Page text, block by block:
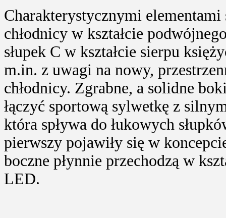
Charakterystycznymi
chłodnicy w kształcie
słupek C w kształcie sierpu
m.in. z uwagi na nowy,
chłodnicy. Zgrabne, a solidne
łączyć sportową sylwetkę z
która spływa do łukowych
pierwszy pojawiły się w
boczne płynnie przechodzą w
LED.